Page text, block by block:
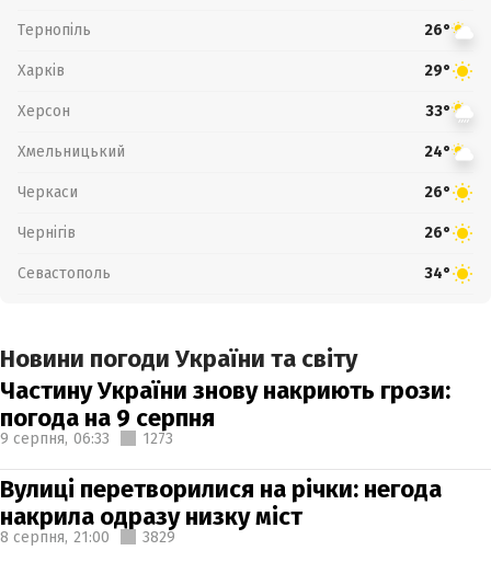
Тернопіль 26°
Харків 29°
Херсон 33°
Хмельницький 24°
Черкаси 26°
Чернігів 26°
Севастополь 34°
Новини погоди України та світу
Частину України знову накриють грози:
погода на 9 серпня
9 серпня, 06:33 1273
Вулиці перетворилися на річки: негода
накрила одразу низку міст
8 серпня, 21:00 3829